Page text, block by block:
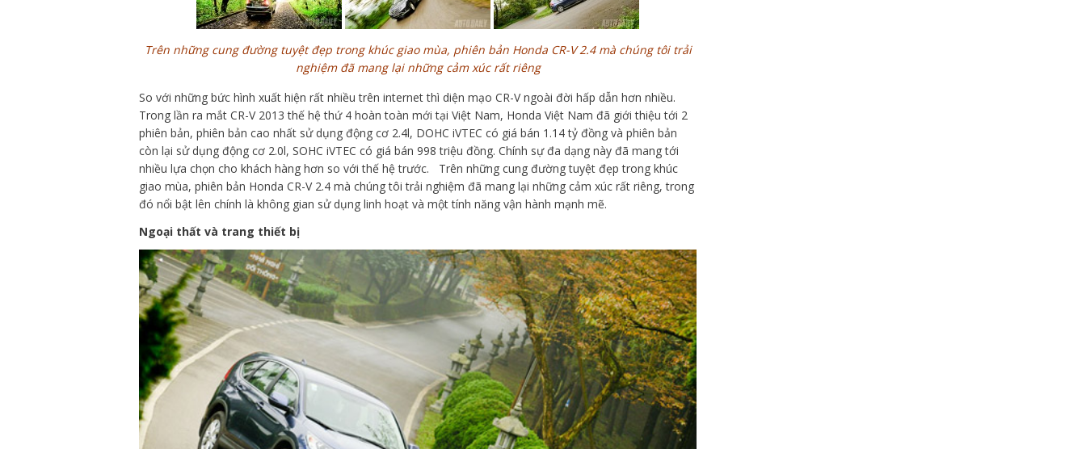
Trên những cung đường tuyệt đẹp trong khúc giao mùa, phiên bản Honda CR-V 2.4 mà chúng tôi trải
nghiệm đã mang lại những cảm xúc rất riêng
So với những bức hình xuất hiện rất nhiều trên internet thì diện mạo CR-V ngoài đời hấp dẫn hơn nhiều.
Trong lần ra mắt CR-V 2013 thế hệ thứ 4 hoàn toàn mới tại Việt Nam, Honda Việt Nam đã giới thiệu tới 2
phiên bản, phiên bản cao nhất sử dụng động cơ 2.4l, DOHC iVTEC có giá bán 1.14 tỷ đồng và phiên bản
còn lại sử dụng động cơ 2.0l, SOHC iVTEC có giá bán 998 triệu đồng. Chính sự đa dạng này đã mang tới
nhiều lựa chọn cho khách hàng hơn so với thế hệ trước. Trên những cung đường tuyệt đẹp trong khúc
giao mùa, phiên bản Honda CR-V 2.4 mà chúng tôi trải nghiệm đã mang lại những cảm xúc rất riêng, trong
đó nổi bật lên chính là không gian sử dụng linh hoạt và một tính năng vận hành mạnh mẽ.
Ngoại thất và trang thiết bị